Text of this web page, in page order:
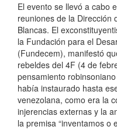
El evento se llevó a cabo
reuniones de la Dirección
Blancas. El
la Fundación para el
(Fundecem), manifestó
rebeldes del 4F (4 de
pensamiento
había instaurado hasta
venezolana, como era la
injerencias externas y la
la premisa “inventamos o